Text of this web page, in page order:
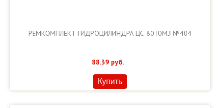
РЕМКОМПЛЕКТ ГИДРОЦИЛИНДРА ЦС-80 ЮМЗ №404
88.39 руб.
Купить